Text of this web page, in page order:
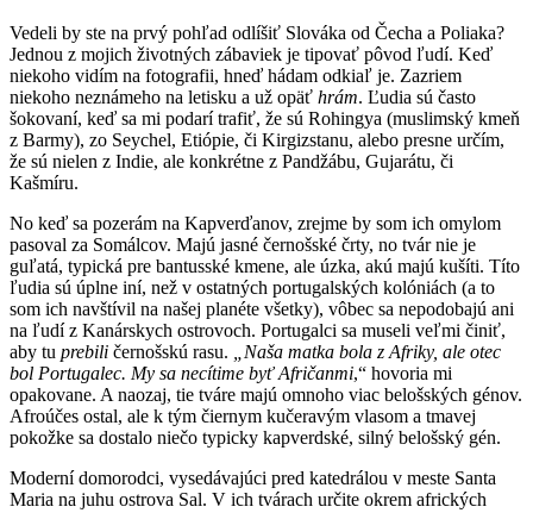
Vedeli by ste na prvý pohľad odlíšiť Slováka od Čecha a Poliaka?
Jednou z mojich životných zábaviek je tipovať pôvod ľudí. Keď
niekoho vidím na fotografii, hneď hádam odkiaľ je. Zazriem
niekoho neznámeho na letisku a už opäť hrám. Ľudia sú často
šokovaní, keď sa mi podarí trafiť, že sú Rohingya (muslimský kmeň
z Barmy), zo Seychel, Etiópie, či Kirgizstanu, alebo presne určím,
že sú nielen z Indie, ale konkrétne z Pandžábu, Gujarátu, či
Kašmíru.
No keď sa pozerám na Kapverďanov, zrejme by som ich omylom
pasoval za Somálcov. Majú jasné černošské črty, no tvár nie je
guľatá, typická pre bantusské kmene, ale úzka, akú majú kušíti. Títo
ľudia sú úplne iní, než v ostatných portugalských kolóniách (a to
som ich navštívil na našej planéte všetky), vôbec sa nepodobajú ani
na ľudí z Kanárskych ostrovoch. Portugalci sa museli veľmi činiť,
aby tu prebili černošskú rasu.
„Naša matka bola z Afriky, ale otec
bol Portugalec. My sa necítime byť Afričanmi,“ hovoria mi
opakovane. A naozaj, tie tváre majú omnoho viac belošských génov.
Afroúčes ostal, ale k tým čiernym kučeravým vlasom a tmavej
pokožke sa dostalo niečo typicky kapverdské, silný belošský gén.
Moderní domorodci, vysedávajúci pred katedrálou v meste Santa
Maria na juhu ostrova Sal. V ich tvárach určite okrem afrických